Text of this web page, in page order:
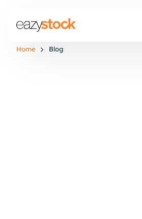
Home Blog